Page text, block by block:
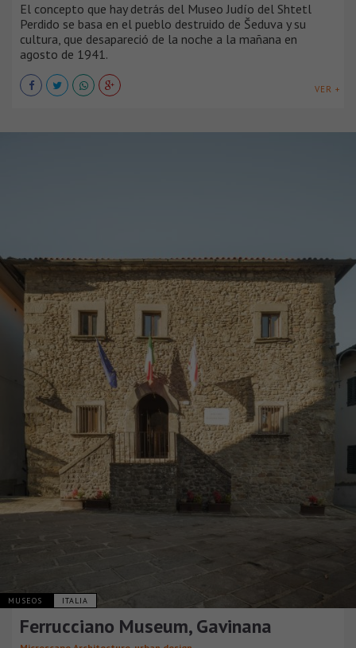
El concepto que hay detrás del Museo Judío del Shtetl
Perdido se basa en el pueblo destruido de Šeduva y su
cultura, que desapareció de la noche a la mañana en
agosto de 1941.
VER +
MUSEOS ITALIA
Ferrucciano Museum, Gavinana